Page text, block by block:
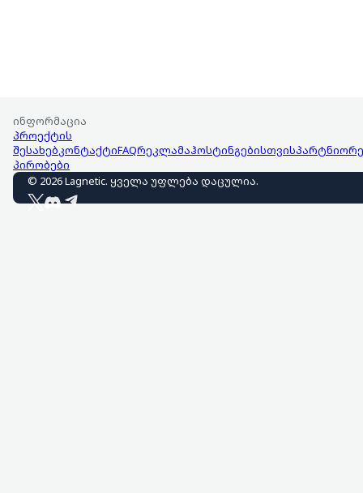
ინფორმაცია
პროექტის
შესახებკონტაქტიFAQრეკლამაჰოსტინგებისთვის
პირობები
© 2026Lagnetic. ყველა უფლება დაცულია.